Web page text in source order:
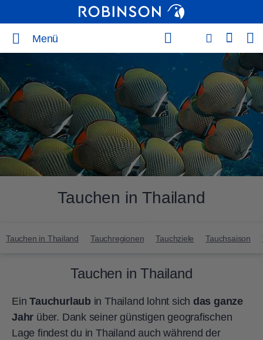
Menü
Tauchen in Thailand
Tauchen in Thailand Tauchregionen Tauchziele Tauchsaison
Tauchen in Thailand
EinTauchurlaub in Thailand lohnt sich das ganze
Jahr über. Dank seiner günstigen geografischen
Lage findest du in Thailand auch während der